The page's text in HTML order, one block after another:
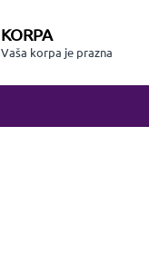
KORPA
Vaša korpa je prazna